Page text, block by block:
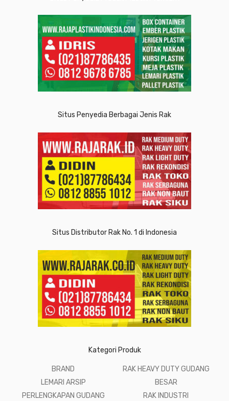
Situs Penyedia Berbagai Jenis Rak
Situs Distributor Rak No. 1 di Indonesia
Kategori Produk
BRAND
LEMARI ARSIP
PERLENGKAPAN GUDANG
RAK HEAVY DUTY GUDANG
BESAR
RAK INDUSTRI